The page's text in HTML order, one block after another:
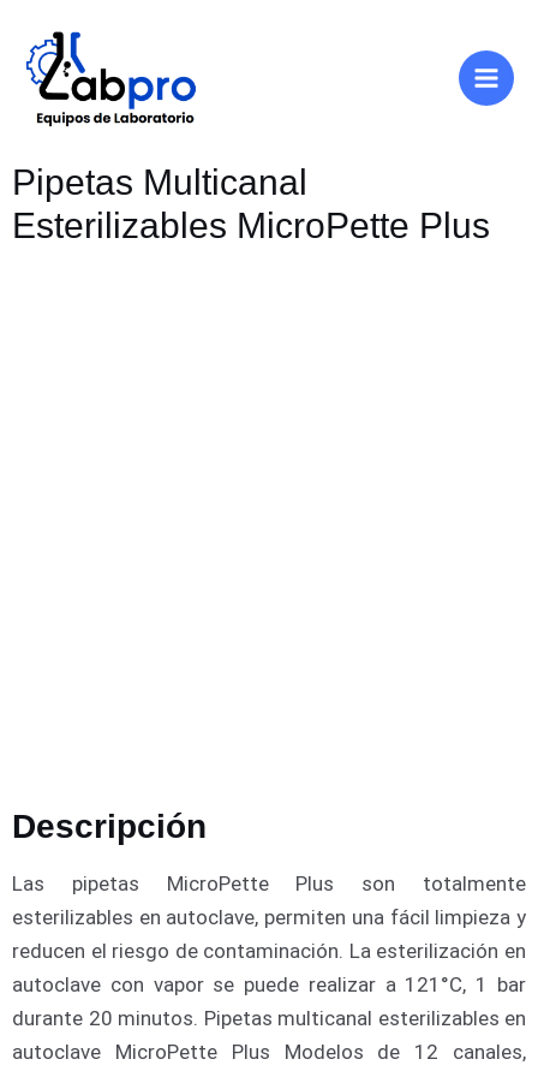
contenido
Pipetas Multicanal
Esterilizables MicroPette Plus
Descripción
Las pipetas MicroPette Plus son totalmente
esterilizables en autoclave, permiten una fácil limpieza y
reducen el riesgo de contaminación. La esterilización en
autoclave con vapor se puede realizar a 121°C, 1 bar
durante 20 minutos. Pipetas multicanal esterilizables en
autoclave MicroPette Plus Modelos de 12 canales,